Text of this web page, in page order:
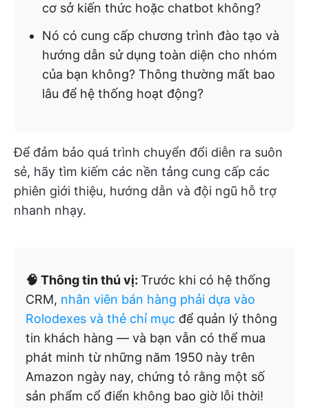
cơ sở kiến thức hoặc chatbot không?
Nó có cung cấp chương trình đào tạo và
hướng dẫn sử dụng toàn diện cho nhóm
của bạn không? Thông thường mất bao
lâu để hệ thống hoạt động?
Để đảm bảo quá trình chuyển đổi diễn ra suôn
sẻ, hãy tìm kiếm các nền tảng cung cấp các
phiên giới thiệu, hướng dẫn và đội ngũ hỗ trợ
nhanh nhạy.
🧠 Thông tin thú vị: Trước khi có hệ thống
CRM, nhân viên bán hàng phải dựa vào
Rolodexes và thẻ chỉ mục để quản lý thông
tin khách hàng — và bạn vẫn có thể mua
phát minh từ những năm 1950 này trên
Amazon ngày nay, chứng tỏ rằng một số
sản phẩm cổ điển không bao giờ lỗi thời!